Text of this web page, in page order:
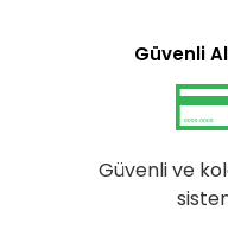
Güvenli
Güvenli ve